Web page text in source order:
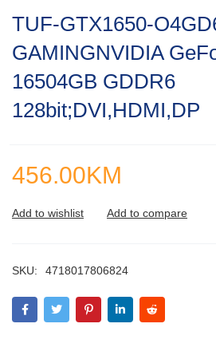
TUF-GTX1650-
GAMINGNVIDIA
16504GB GDDR6
128bit;DVI,HDMI,DP
456.00KM
SKU: 4718017806824